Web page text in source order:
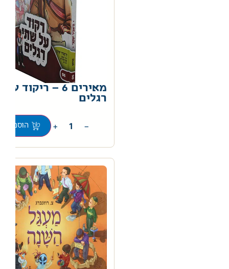
מאירים 6 – ריקוד
רגלים
−
+ הוספה